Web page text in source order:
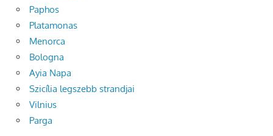
Paphos
Platamonas
Menorca
Bologna
Ayia Napa
Szicília legszebb strandjai
Vilnius
Parga